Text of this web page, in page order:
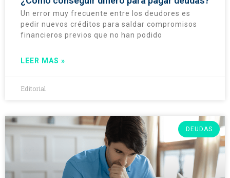
Un error muy frecuente entre los deudores es
pedir nuevos créditos para saldar compromisos
financieros previos que no han podido
LEER MAS »
Editorial
DEUDAS